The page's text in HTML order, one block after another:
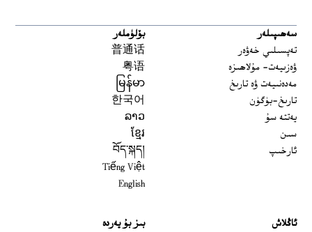
سەھىپىلەر
تەپسىلىي خەۋەر
ۋەزىيەت- مۇلاھىزە
مەدەنىيەت ۋە تارىخ
تارىخ-بۈگۈن
يەتتە سۇ
سىن
ئارخىپ
بۆلۈملەر
普通话
粤语
မြန်မာ
한국어
ລາວ
ខ្មែរ
བོད་སྐད།
Tiếng Việt
English
ئاڭلاش
بىز بۇ يەردە